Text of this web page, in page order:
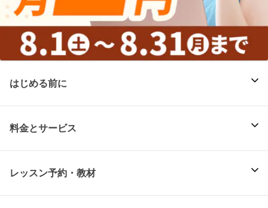
はじめる前に
料金とサービス
レッスン予約・教材